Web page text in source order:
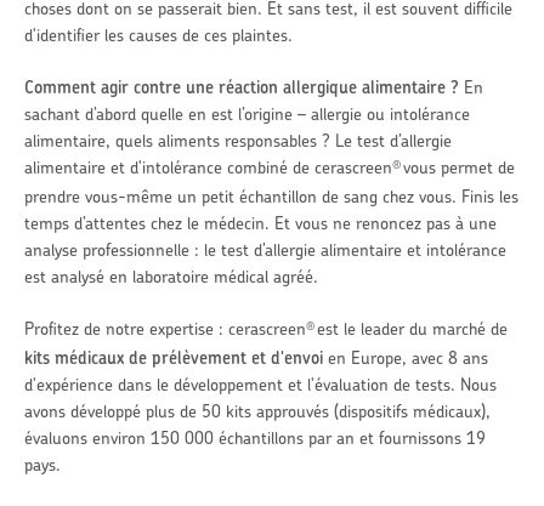
choses dont on se passerait bien. Et sans test, il est souvent difficile
d'identifier les causes de ces plaintes.
Comment agir contre une réaction allergique alimentaire ? En
sachant d’abord quelle en est l’origine – allergie ou intolérance
alimentaire, quels aliments responsables ? Le test d’allergie
alimentaire et d'intolérance combiné de cerascreen® vous permet de
prendre vous-même un petit échantillon de sang chez vous. Finis les
temps d’attentes chez le médecin. Et vous ne renoncez pas à une
analyse professionnelle : le test d’allergie alimentaire et intolérance
est analysé en laboratoire médical agréé.
Profitez de notre expertise : cerascreen® est le leader du marché de
kits médicaux de prélèvement et d'envoi en Europe, avec 8 ans
d'expérience dans le développement et l'évaluation de tests. Nous
avons développé plus de 50 kits approuvés (dispositifs médicaux),
évaluons environ 150 000 échantillons par an et fournissons 19
pays.